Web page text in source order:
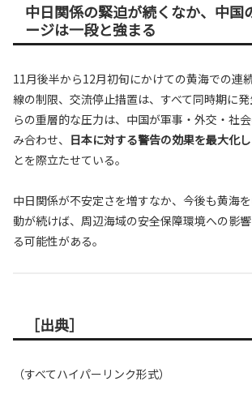
中日関係の緊迫が続くなか、中国
ージは一段と強まる
11月後半から12月初旬にかけての黄海での連
線の制限、交流停止措置は、すべて同時期に
らの重層的な圧力は、中国が軍事・外交・社
み合わせ、 日本に対する警告の効果を最大化
とを際立たせている。
中日関係が不安定さを増すなか、今後も黄海
動が続けば、周辺海域の安全保障環境への影
る可能性がある。
［出典］
（すべてハイパーリンク形式）